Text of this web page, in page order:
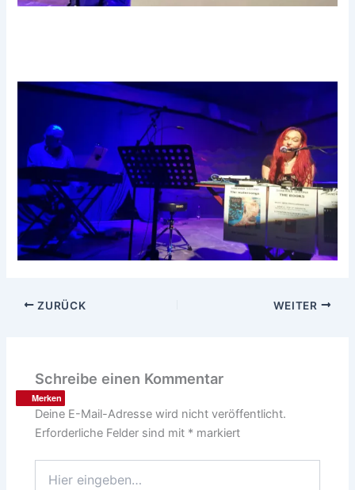
Merken
Merken
ZURÜCK WEITER
Schreibe einen Kommentar
Deine E-Mail-Adresse wird nicht veröffentlicht.
Erforderliche Felder sind mit * markiert
eingeben…